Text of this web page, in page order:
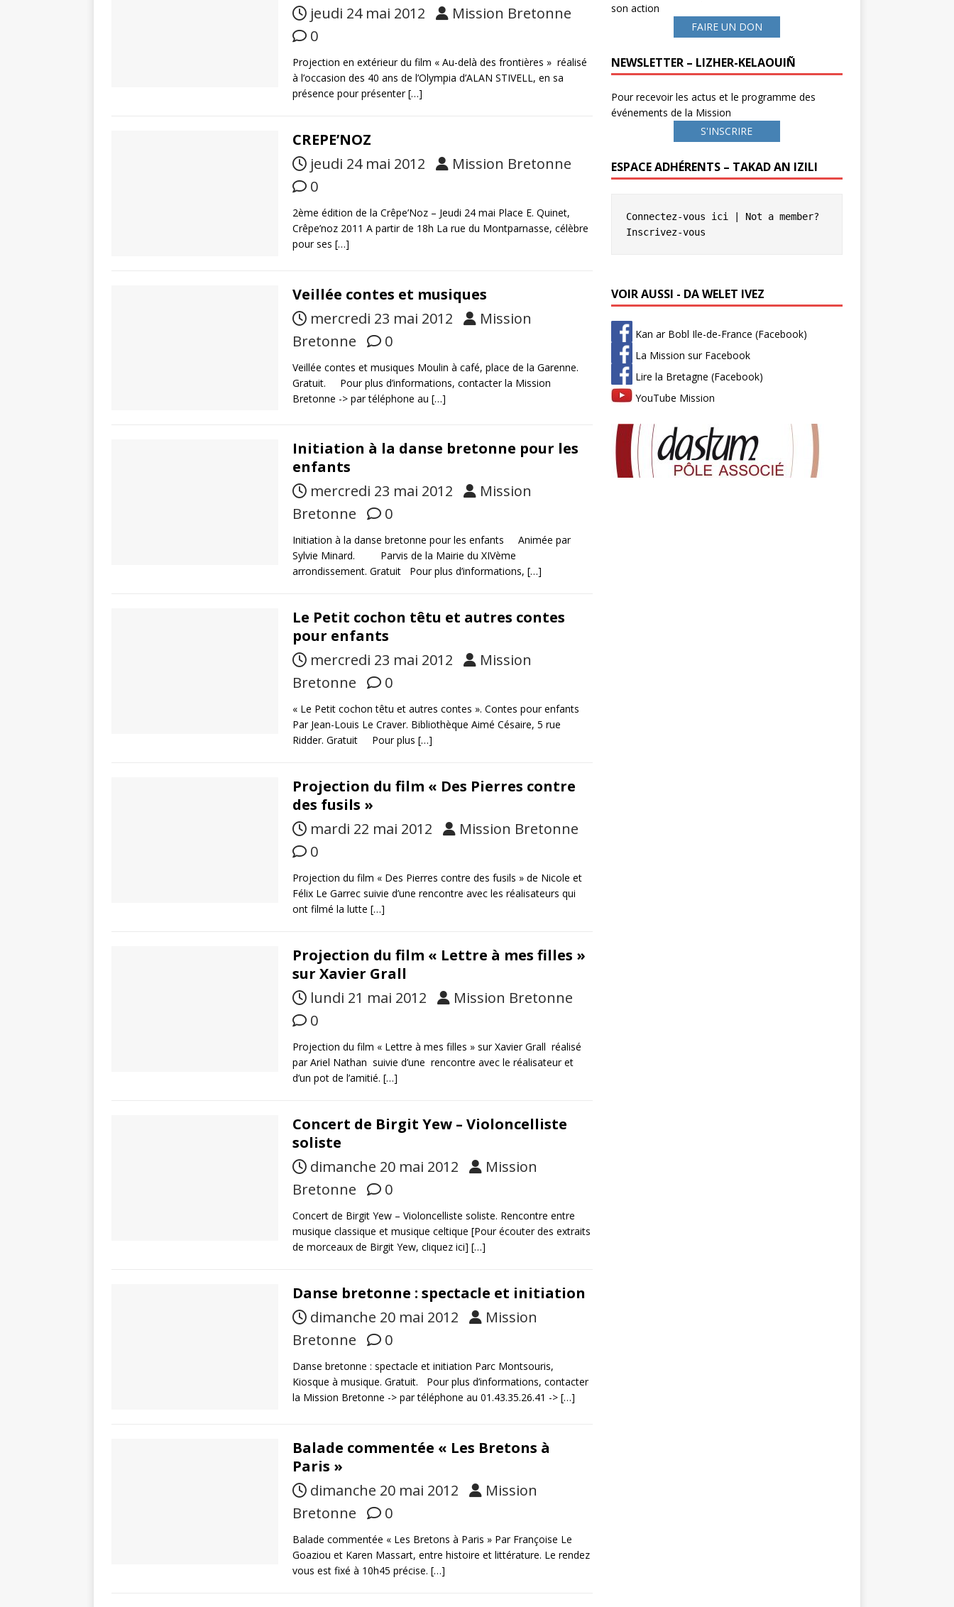
jeudi 24 mai 2012
Mission Bretonne
0
Projection en extérieur du film « Au-delà des frontières » réalisé
à l’occasion des 40 ans de l’Olympia d’ALAN STIVELL, en sa
présence pour présenter[…]
CREPE’NOZ
jeudi 24 mai 2012
Mission Bretonne
0
2ème édition de la Crêpe’Noz – Jeudi 24 mai Place E. Quinet,
Crêpe’noz 2011 A partir de 18h La rue du Montparnasse, célèbre
pour ses […]
Veillée contes et musiques
mercredi 23 mai 2012
Mission
Bretonne
0
Veillée contes et musiques Moulin à café, place de la Garenne.
Gratuit. Pour plus d’informations, contacter la Mission
Bretonne -> par téléphone au […]
Initiation à la danse bretonne pour les
enfants
mercredi 23 mai 2012
Mission
Bretonne
0
Initiation à la danse bretonne pour les enfants Animée par
Sylvie Minard. Parvis de la Mairie du XIVème
arrondissement. Gratuit Pour plus d’informations, […]
Le Petit cochon têtu et autres contes
pour enfants
mercredi 23 mai 2012
Mission
Bretonne
0
« Le Petit cochon têtu et autres contes ». Contes pour enfants
Par Jean-Louis Le Craver. Bibliothèque Aimé Césaire, 5 rue
Ridder. Gratuit Pour plus […]
Projection du film « Des Pierres contre
des fusils »
mardi 22 mai 2012
Mission Bretonne
0
Projection du film « Des Pierres contre des fusils » de Nicole et
Félix Le Garrec suivie d’une rencontre avec les réalisateurs qui
ont filmé la lutte […]
Projection du film « Lettre à mes filles »
sur Xavier Grall
lundi 21 mai 2012
Mission Bretonne
0
Projection du film « Lettre à mes filles » sur Xavier Grall réalisé
par Ariel Nathan suivie d’une rencontre avec le réalisateur et
d’un pot de l’amitié. […]
Concert de Birgit Yew – Violoncelliste
soliste
dimanche 20 mai 2012
Mission
Bretonne
0
Concert de Birgit Yew – Violoncelliste soliste. Rencontre entre
musique classique et musique celtique [Pour écouter des extraits
de morceaux de Birgit Yew, cliquez ici] […]
Danse bretonne : spectacle et initiation
dimanche 20 mai 2012
Mission
Bretonne
0
Danse bretonne : spectacle et initiation Parc Montsouris,
Kiosque à musique. Gratuit. Pour plus d’informations, contacter
la Mission Bretonne -> par téléphone au 01.43.35.26.41 -> […]
Balade commentée « Les Bretons à
Paris »
dimanche 20 mai 2012
Mission
Bretonne
0
Balade commentée « Les Bretons à Paris » Par Françoise Le
Goaziou et Karen Massart, entre histoire et littérature. Le rendez
vous est fixé à 10h45 précise. […]
son action
FAIRE UN DON
NEWSLETTER – LIZHER-KELAOUIÑ
Pour recevoir les actus et le programme des
événements de la Mission
S'INSCRIRE
ESPACE ADHÉRENTS – TAKAD AN IZILI
Connectez-vous ici
Inscrivez-vous
VOIR AUSSI - DA WELET IVEZ
Kan ar Bobl Ile-de-France (Facebook)
La Mission sur Facebook
Lire la Bretagne (Facebook)
YouTube Mission